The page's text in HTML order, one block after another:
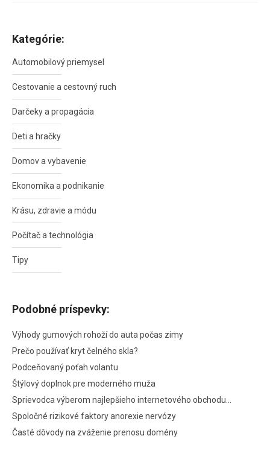
Kategórie:
Automobilový priemysel
Cestovanie a cestovný ruch
Darčeky a propagácia
Deti a hračky
Domov a vybavenie
Ekonomika a podnikanie
Krásu, zdravie a módu
Počítač a technológia
Tipy
Podobné príspevky:
Výhody gumových rohoží do auta počas zimy
Prečo používať kryt čelného skla?
Podceňovaný poťah volantu
Štýlový doplnok pre moderného muža
Sprievodca výberom najlepšieho internetového obchodu…
Spoločné rizikové faktory anorexie nervózy
Časté dôvody na zváženie prenosu domény